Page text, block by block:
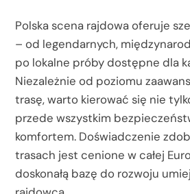
Polska scena rajdowa oferuje
– od legendarnych,
po lokalne próby dostępne dla
Niezależnie od poziomu
trasę, warto kierować się nie
przede wszystkim
komfortem. Doświadczenie
trasach jest cenione w całej
doskonałą bazę do rozwoju